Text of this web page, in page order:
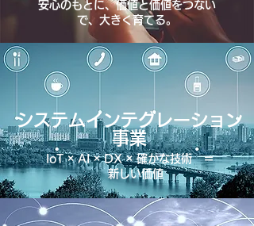
安心のもとに、価値と価値をつない
で、大きく育てる。
システムインテグレーション
事業
IoT × AI × DX × 確かな技術 ＝
新しい価値